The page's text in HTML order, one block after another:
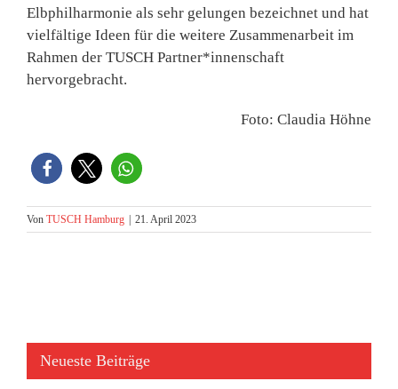
Elbphilharmonie als sehr gelungen bezeichnet und hat
vielfältige Ideen für die weitere Zusammenarbeit im
Rahmen der TUSCH Partner*innenschaft
hervorgebracht.
Foto: Claudia Höhne
Von TUSCH Hamburg 21. April 2023
Neueste Beiträge